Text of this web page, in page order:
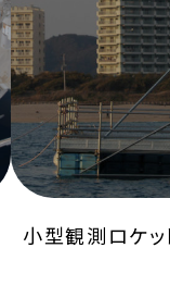
小型観測ロケ